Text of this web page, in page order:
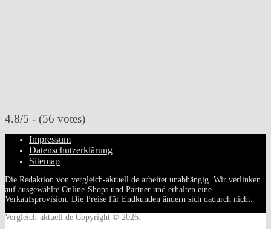
4.8/5 - (56 votes)
Impressum
Datenschutzerklärung
Sitemap
Die Redaktion von vergleich-aktuell.de arbeitet unabhängig. Wir verlinken
auf ausgewählte Online-Shops und Partner und erhalten eine
Verkaufsprovision. Die Preise für Endkunden ändern sich dadurch nicht.
Vergleich-aktuell.de Copyright © 2026.